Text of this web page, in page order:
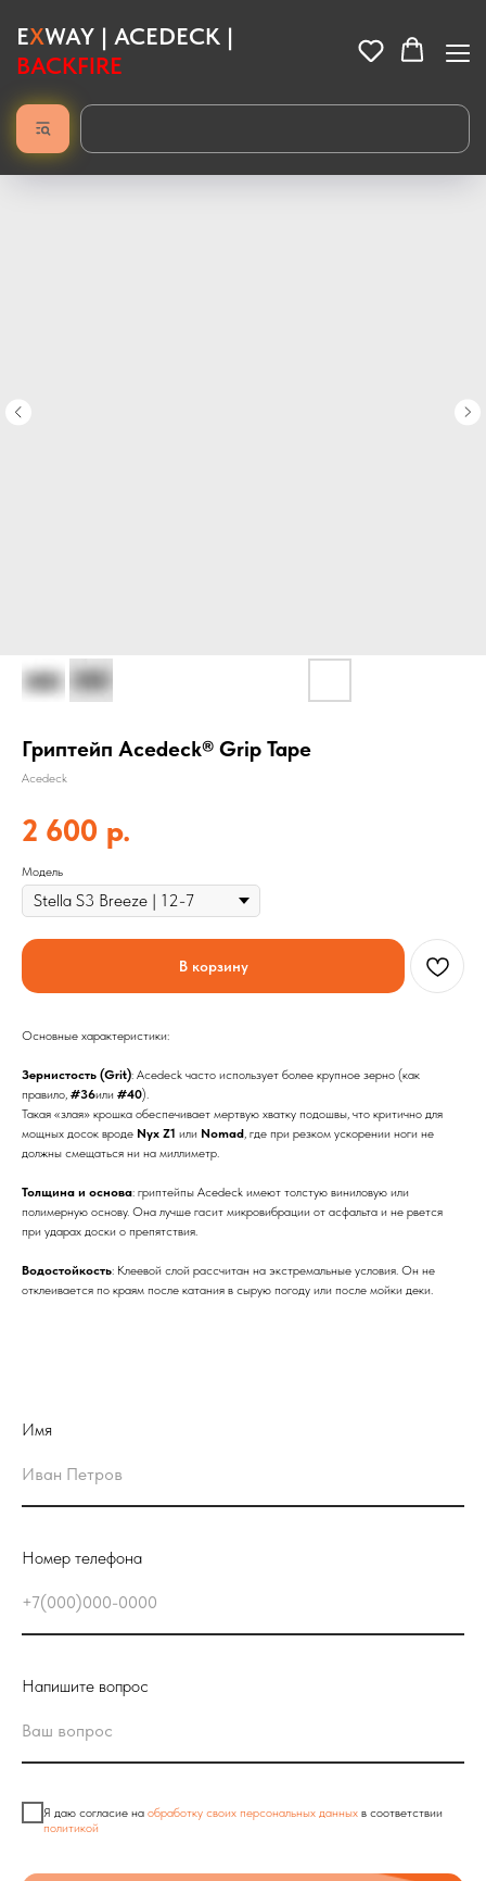
EXWAY | ACEDECK |
BACKFIRE
Гриптейп Acedeck® Grip Tape
Acedeck
2 600 р.
Модель
В корзину
Основные характеристики:
Зернистость (Grit): Acedeck часто использует более крупное зерно (как
правило, #36или #40).
Такая «злая» крошка обеспечивает мертвую хватку подошвы, что критично для
мощных досок вроде Nyx Z1 или Nomad, где при резком ускорении ноги не
должны смещаться ни на миллиметр.
Толщина и основа: гриптейпы Acedeck имеют толстую виниловую или
полимерную основу. Она лучше гасит микровибрации от асфальта и не рвется
при ударах доски о препятствия.
Водостойкость: Клеевой слой рассчитан на экстремальные условия. Он не
отклеивается по краям после катания в сырую погоду или после мойки деки.
Имя
Номер телефона
Напишите вопрос
Я даю согласие на обработку своих персональных данных в соответствии
политикой